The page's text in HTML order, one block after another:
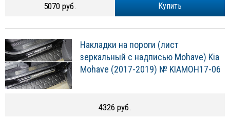
Купить
5070 руб.
Накладки на пороги (лист
зеркальный с надписью Mohave) Kia
Mohave (2017-2019) № KIAMOH17-06
4326 руб.